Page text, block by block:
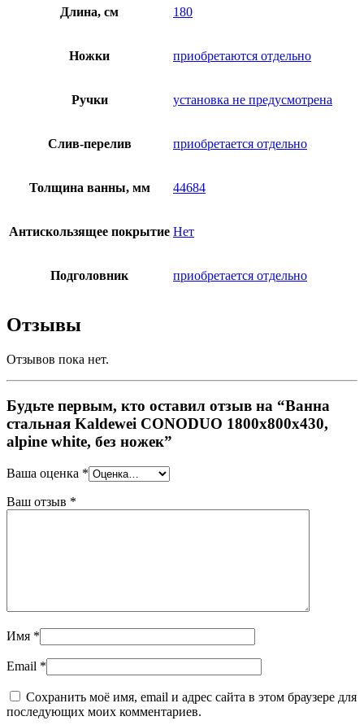
Длина, см 180
Ножки приобретаются отдельно
Ручки установка не предусмотрена
Слив-перелив приобретается отдельно
Толщина ванны, мм 44684
Антискользящее покрытие Нет
Подголовник приобретается отдельно
Отзывы
Отзывов пока нет.
Будьте первым, кто оставил отзыв на “Ванна
стальная Kaldewei CONODUO 1800х800х430,
alpine white, без ножек”
Ваша оценка *
Ваш отзыв *
Имя *
Email *
Сохранить моё имя, email и адрес сайта в этом браузере для
последующих моих комментариев.